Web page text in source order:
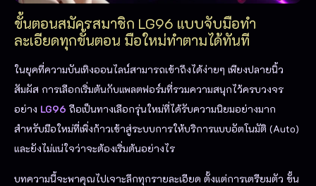
ขั้นตอนสมัครสมาชิก LG96 แบบจับมือทำ
ละเอียดทุกขั้นตอน มือใหม่ทำตามได้ทันที
ในยุคที่ความบันเทิงออนไลน์สามารถเข้าถึงได้ง่ายๆ เพียงปลายนิ้ว
สัมผัส การเลือกเริ่มต้นกับแพลตฟอร์มที่รวมความสนุกไว้ครบวงจร
อย่าง LG96 ถือเป็นทางเลือกรุ่นใหม่ที่ได้รับความนิยมอย่างมาก
สำหรับมือใหม่ที่เพิ่งก้าวเข้าสู่ระบบการให้บริการแบบอัตโนมัติ (Auto)
และยังไม่แน่ใจว่าจะต้องเริ่มต้นอย่างไร
บทความนี้จะพาคุณไปเจาะลึกทุกรายละเอียด ตั้งแต่การเตรียมตัว ขั้น